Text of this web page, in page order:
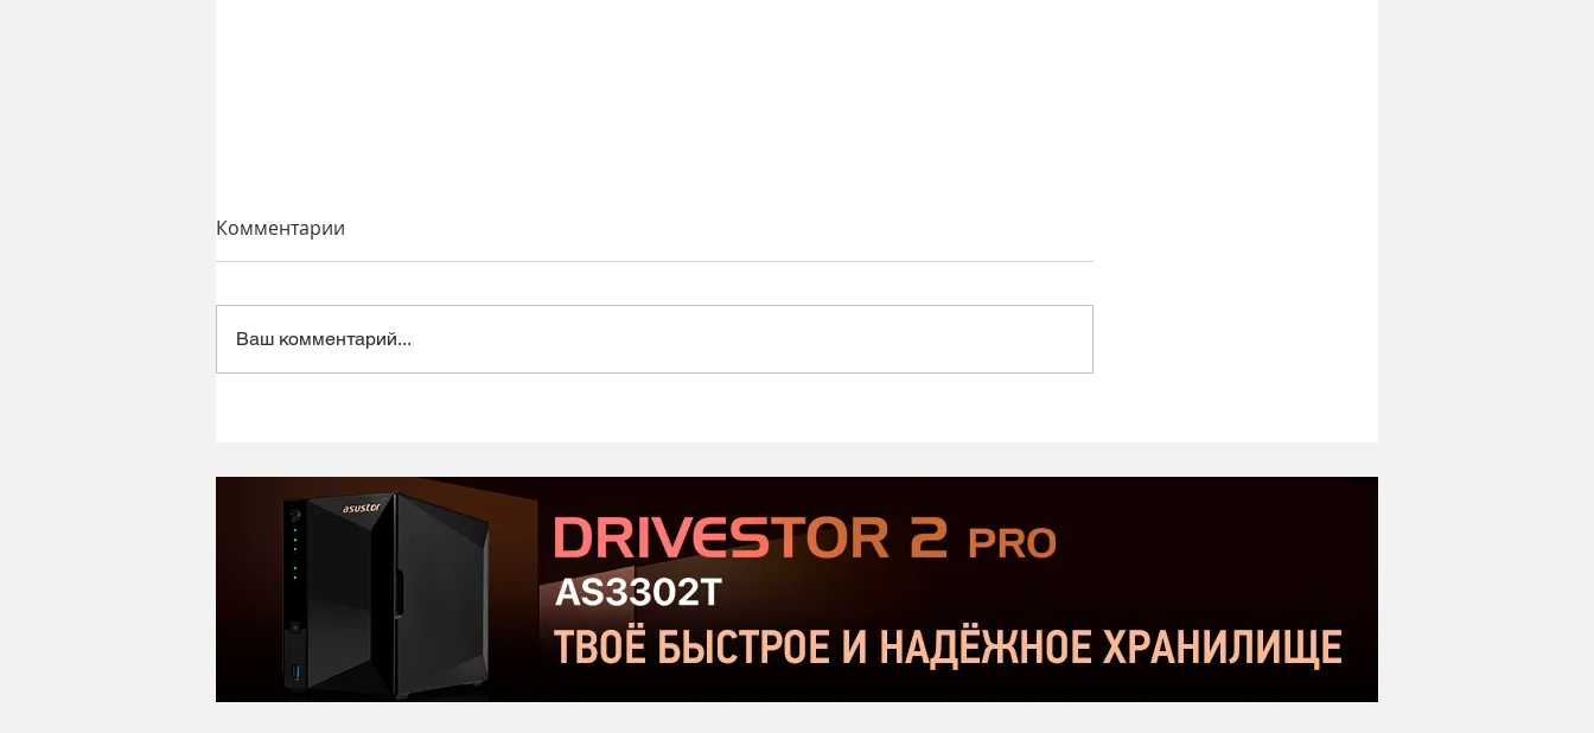
микрофон в ретро корпусе
Serious Sam: Shatterverse в
бюджетном сегменте |
и Takstar SM-10
Комментарии
Ваш комментарий...